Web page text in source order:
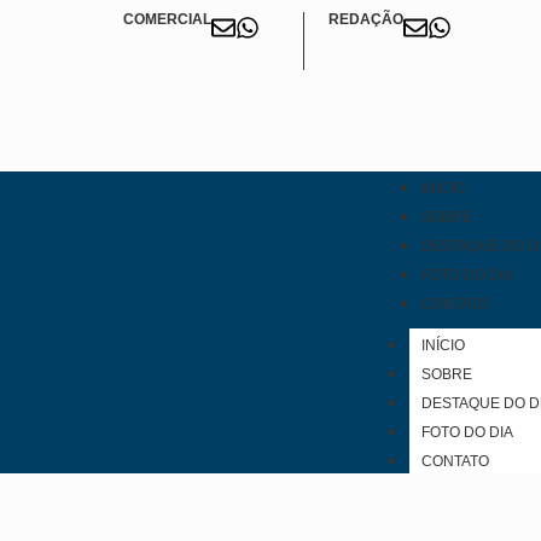
COMERCIAL REDAÇÃO
INÍCIO
SOBRE
DESTAQUE DO
FOTO DO DIA
CONTATO
INÍCIO
SOBRE
DESTAQUE DO
FOTO DO DIA
CONTATO